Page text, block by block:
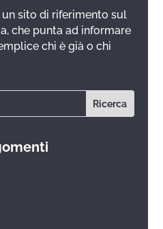
un sito di riferimento sul
che punta ad informare
chi è già o chi